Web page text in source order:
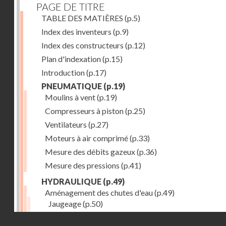
PAGE DE TITRE
TABLE DES MATIÈRES (p.5)
Index des inventeurs (p.9)
Index des constructeurs (p.12)
Plan d'indexation(p.15)
Introduction(p.17)
PNEUMATIQUE (p.19)
Moulins à vent(p.19)
Compresseurs à piston(p.25)
Ventilateurs (p.27)
Moteurs à air comprimé(p.33)
Mesure des débits gazeux(p.36)
Mesure des pressions (p.41)
HYDRAULIQUE (p.49)
Aménagement des chutes d'eau(p.49)
Jaugeage(p.50)